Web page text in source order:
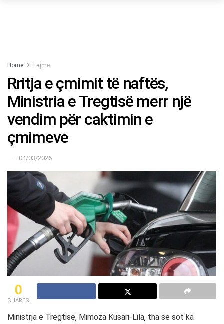
Home Lajme
Rritja e çmimit të naftës,
Ministria e Tregtisë merr një
vendim për caktimin e
çmimeve
04/03/2026
0
SHARES
Ministrja e Tregtisë, Mimoza Kusari-Lila, tha se sot ka